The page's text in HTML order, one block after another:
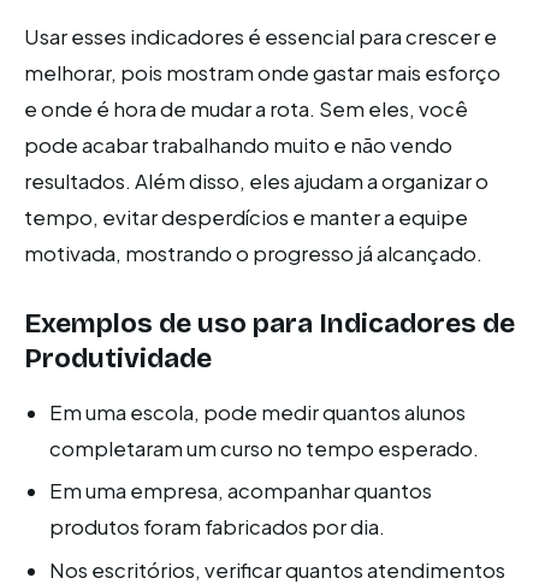
Usar esses indicadores é essencial para crescer e
melhorar, pois mostram onde gastar mais esforço
e onde é hora de mudar a rota. Sem eles, você
pode acabar trabalhando muito e não vendo
resultados. Além disso, eles ajudam a organizar o
tempo, evitar desperdícios e manter a equipe
motivada, mostrando o progresso já alcançado.
Exemplos de uso para Indicadores de
Produtividade
Em uma escola, pode medir quantos alunos
completaram um curso no tempo esperado.
Em uma empresa, acompanhar quantos
produtos foram fabricados por dia.
Nos escritórios, verificar quantos atendimentos